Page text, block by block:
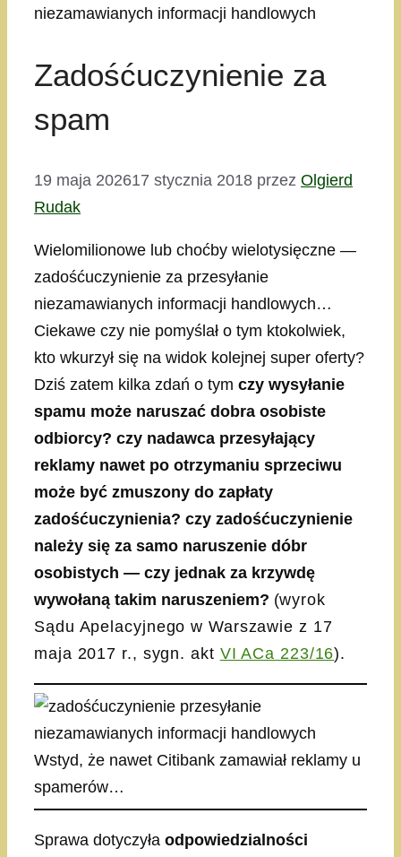
Zadośćuczynienie za
spam
19 maja 202617 stycznia 2018 przez Olgierd
Rudak
Wielomilionowe lub choćby wielotysięczne —
zadośćuczynienie za przesyłanie
niezamawianych informacji handlowych…
Ciekawe czy nie pomyślał o tym ktokolwiek,
kto wkurzył się na widok kolejnej super oferty?
Dziś zatem kilka zdań o tym czy wysyłanie
spamu może naruszać dobra osobiste
odbiorcy? czy nadawca przesyłający
reklamy nawet po otrzymaniu sprzeciwu
może być zmuszony do zapłaty
zadośćuczynienia? czy zadośćuczynienie
należy się za samo naruszenie dóbr
osobistych — czy jednak za krzywdę
wywołaną takim naruszeniem? (wyrok
Sądu Apelacyjnego w Warszawie z 17
maja 2017 r., sygn. akt VI ACa 223/16).
Wstyd, że nawet Citibank zamawiał reklamy u
spamerów…
Sprawa dotyczyła odpowiedzialności